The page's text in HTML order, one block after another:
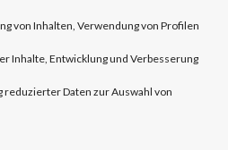
von Inhalten, Verwendung von Profilen
Inhalte, Entwicklung und Verbesserung
reduzierter Daten zur Auswahl von